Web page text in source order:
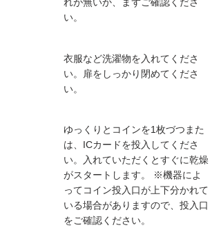
い。
衣服など洗濯物を入れてくださ
い。扉をしっかり閉めてくださ
い。
ゆっくりとコインを1枚づつまた
は、ICカードを投入してくださ
い。入れていただくとすぐに乾燥
がスタートします。 ※機器によ
ってコイン投入口が上下分かれて
いる場合がありますので、投入口
をご確認ください。